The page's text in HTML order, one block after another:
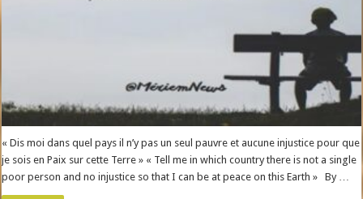
« Dis moi dans quel pays il n’y pas un seul pauvre et aucune injustice pour que
je sois en Paix sur cette Terre » « Tell me in which country there is not a single
poor person and no injustice so that I can be at peace on this Earth » By …